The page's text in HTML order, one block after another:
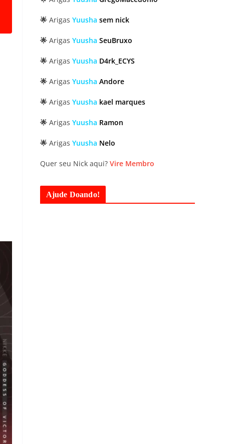
🌟 Arigas Yuusha sem nick
🌟 Arigas Yuusha SeuBruxo
🌟 Arigas Yuusha D4rk_ECYS
🌟 Arigas Yuusha Andore
🌟 Arigas Yuusha kael marques
🌟 Arigas Yuusha Ramon
🌟 Arigas Yuusha Nelo
Quer seu Nick aqui? Vire Membro
Ajude Doando!